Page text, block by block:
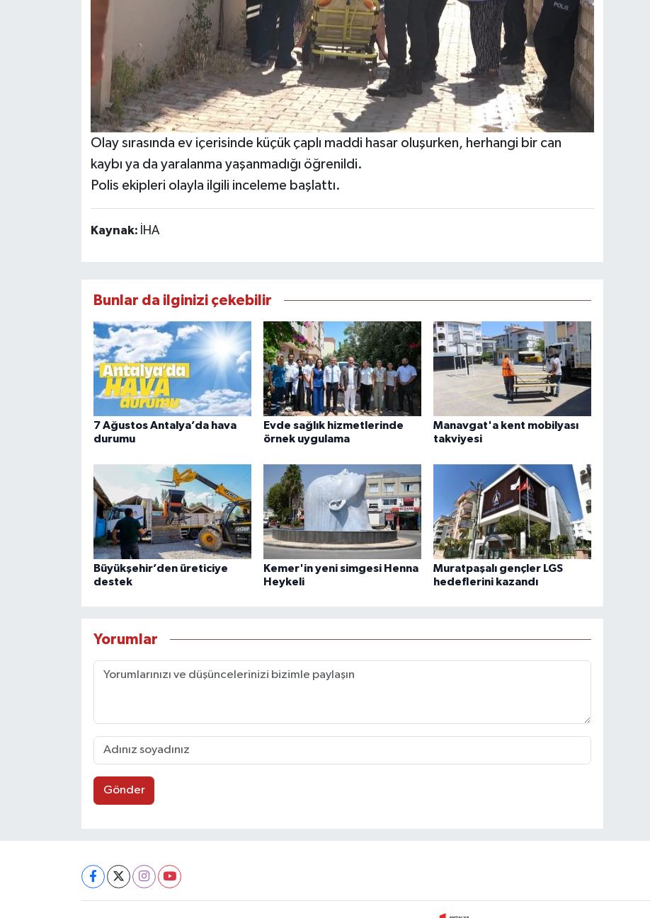
Olay sırasında ev içerisinde küçük çaplı maddi hasar oluşurken, herhangi bir can
kaybı ya da yaralanma yaşanmadığı öğrenildi.
Polis ekipleri olayla ilgili inceleme başlattı.
Kaynak: İHA
Bunlar da ilginizi çekebilir
7 Ağustos Antalya’da hava
durumu
Evde sağlık hizmetlerinde
örnek uygulama
Manavgat'a kent mobilyası
takviyesi
Büyükşehir’den üreticiye
destek
Kemer'in yeni simgesi Henna
Heykeli
Muratpaşalı gençler LGS
hedeflerini kazandı
Yorumlar
Gönder